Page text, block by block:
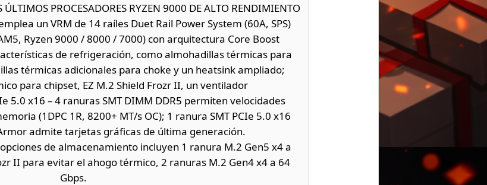
ÚLTIMOS PROCESADORES RYZEN 9000 DE ALTO RENDIMIENTO
un VRM de 14 raíles Duet Rail Power System (60A, SPS)
Ryzen 9000 / 8000 / 7000) con arquitectura Core Boost
de refrigeración, como almohadillas térmicas para
térmicas adicionales para choke y un heatsink ampliado;
para chipset, EZ M.2 Shield Frozr II, un ventilador
5.0 x16 – 4 ranuras SMT DIMM DDR5 permiten velocidades
(1DPC 1R, 8200+ MT/s OC); 1 ranura SMT PCIe 5.0 x16
admite tarjetas gráficas de última generación.
opciones de almacenamiento incluyen 1 ranura M.2 Gen5 x4 a
II para evitar el ahogo térmico, 2 ranuras M.2 Gen4 x4 a 64
Gbps.